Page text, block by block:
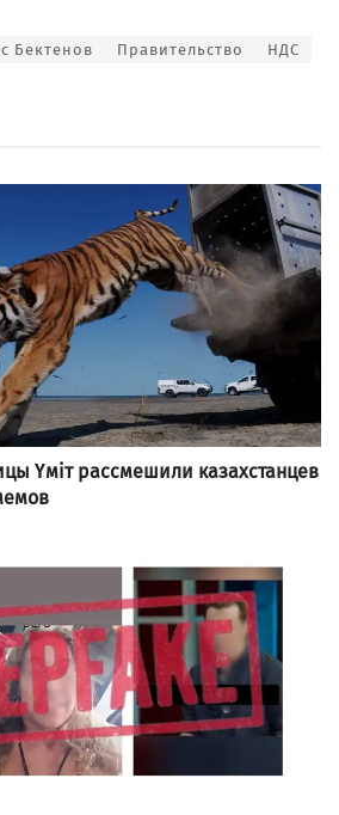
Бектенов Правительство НДС
Үміт рассмешили казахстанцев